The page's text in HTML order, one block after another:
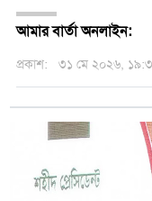
আমার বার্তা অনলাইন:
প্রকাশ: ৩১ মে ২০২৬,